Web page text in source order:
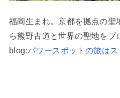
福岡生まれ。京都を拠点の聖
ら熊野古道と世界の聖地をブ
blog:パワースポットの旅は